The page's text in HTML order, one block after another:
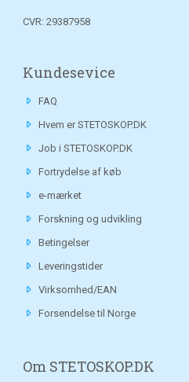
CVR: 29387958
Kundesevice
FAQ
Hvem er STETOSKOP.DK
Job i STETOSKOP.DK
Fortrydelse af køb
e-mærket
Forskning og udvikling
Betingelser
Leveringstider
Virksomhed/EAN
Forsendelse til Norge
Om STETOSKOP.DK